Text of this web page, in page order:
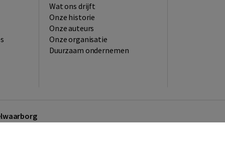
Wat ons drijft
Onze historie
Onze auteurs
Onze organisatie
Duurzaam ondernemen